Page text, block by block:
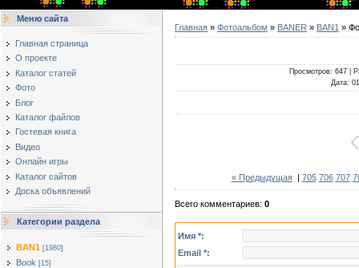
Меню сайта
Главная страница
О проекте
Каталог статей
Фото
Блог
Каталог файлов
Гостевая книга
Видео
Онлайн игры
Каталог сайтов
Доска объявлений
Категории раздела
BAN1 [1980]
Book [15]
Главная » Фотоальбом » BANER » BAN1 »
Просмотров: 647 |
Дата:
« Предыдущая| 705 706 707
Всего комментариев: 0
Имя *:
Email *: